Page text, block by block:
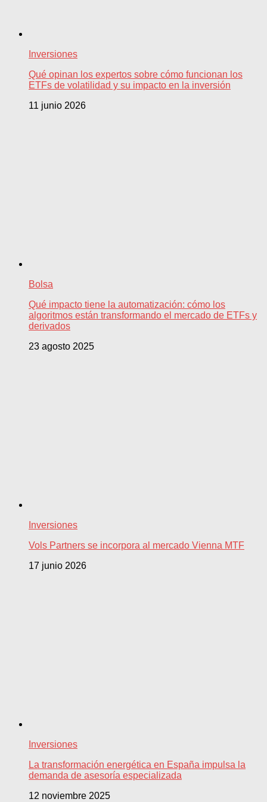
Inversiones
Qué opinan los expertos sobre cómo funcionan los
ETFs de volatilidad y su impacto en la inversión
11 junio 2026
Bolsa
Qué impacto tiene la automatización: cómo los
algoritmos están transformando el mercado de ETFs y
derivados
23 agosto 2025
Inversiones
Vols Partners se incorpora al mercado Vienna MTF
17 junio 2026
Inversiones
La transformación energética en España impulsa la
demanda de asesoría especializada
12 noviembre 2025